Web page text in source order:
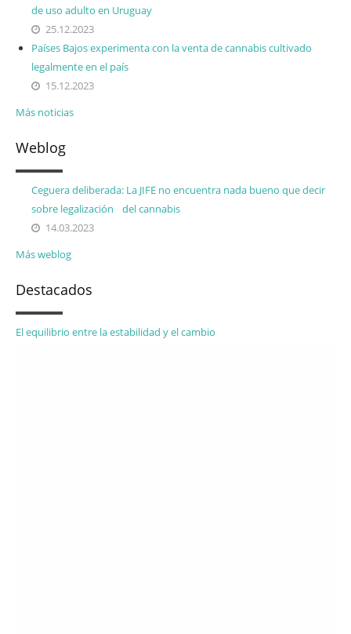
de uso adulto en Uruguay
25.12.2023
Países Bajos experimenta con la venta de cannabis cultivado
legalmente en el país
15.12.2023
Más noticias
Weblog
Ceguera deliberada: La JIFE no encuentra nada bueno que decir
sobre legalización del cannabis
14.03.2023
Más weblog
Destacados
El equilibrio entre la estabilidad y el cambio